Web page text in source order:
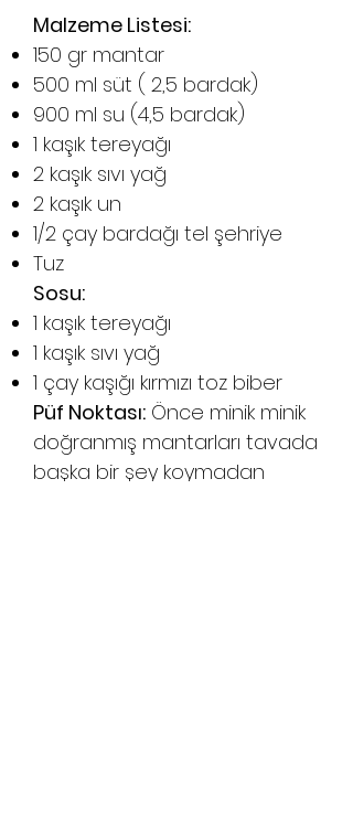
Malzeme Listesi:
150 gr mantar
500 ml süt ( 2,5 bardak)
900 ml su (4,5 bardak)
1 kaşık tereyağı
2 kaşık sıvı yağ
2 kaşık un
1/2 çay bardağı tel şehriye
Tuz
Sosu:
1 kaşık tereyağı
1 kaşık sıvı yağ
1 çay kaşığı kırmızı toz biber
Püf Noktası: Önce minik minik
doğranmış mantarları tavada
başka bir şey koymadan